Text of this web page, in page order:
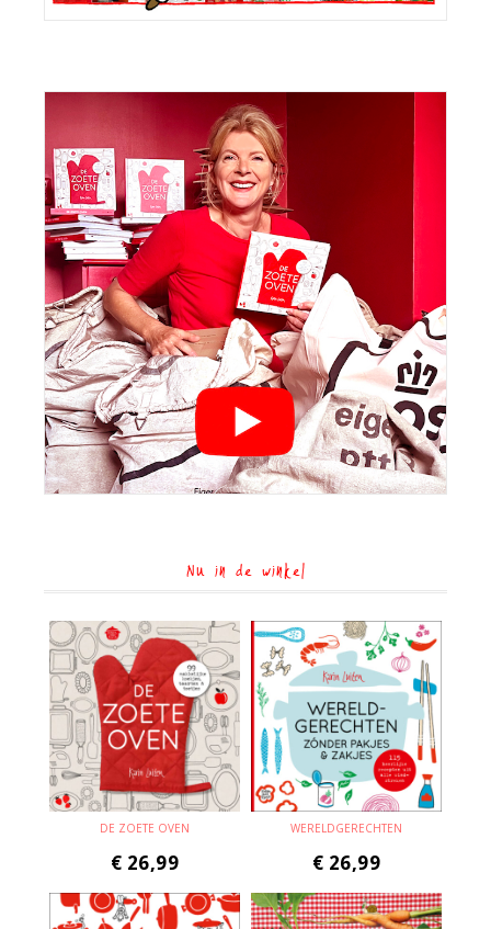
Nu in de winkel
DE ZOETE OVEN
€ 26,99
WERELDGERECHTEN
€ 26,99